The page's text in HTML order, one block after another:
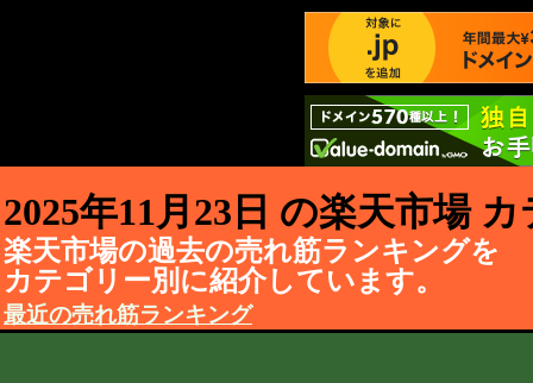
2025年11月23日 の楽天市場
楽天市場の過去の売れ筋ランキングを
カテゴリー別に紹介しています。
最近の売れ筋ランキング